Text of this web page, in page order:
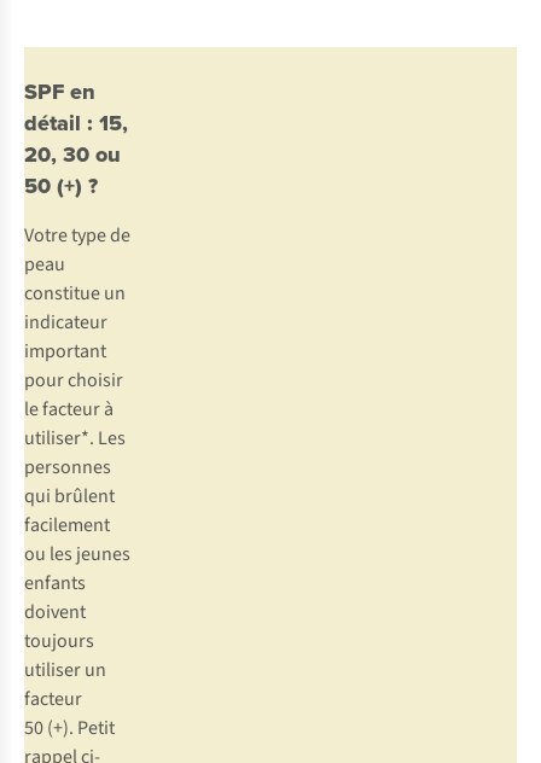
SPF en
détail : 15,
20, 30 ou
50 (+) ?
Votre type de
peau
constitue un
indicateur
important
pour choisir
le facteur à
utiliser*. Les
personnes
qui brûlent
facilement
ou les jeunes
enfants
doivent
toujours
utiliser un
facteur
50 (+). Petit
rappel ci-